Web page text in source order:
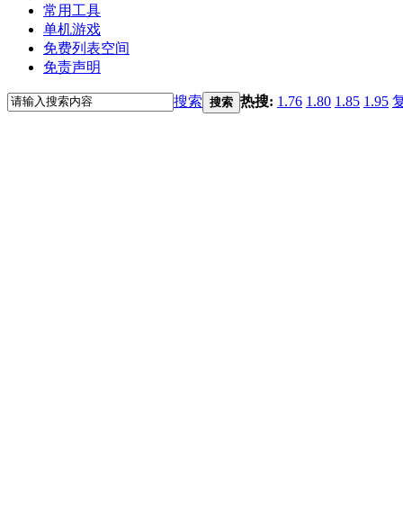
常用工具
单机游戏
免费列表空间
免责声明
搜索 搜索 热搜: 1.76 1.80 1.85 1.95